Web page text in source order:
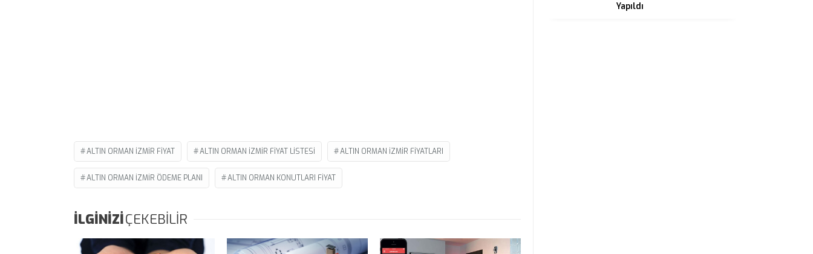
ALTIN ORMAN IZMIR FIYAT ALTIN ORMAN IZMIR FIYAT LISTESI ALTIN ORMAN IZMIR FIYATLARI
ALTIN ORMAN IZMIR ÖDEME PLANI ALTIN ORMAN KONUTLARI FIYAT
İLGİNİZİÇEKEBİLİR
Yapıldı